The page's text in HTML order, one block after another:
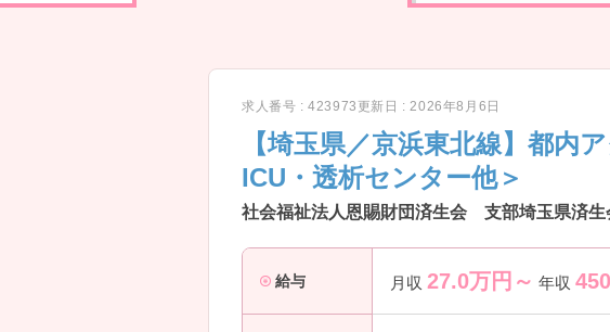
求人番号 : 423973更新日 : 2026年8月6日
【埼玉県／京浜東北線】都内
ICU・透析センター他＞
社会福祉法人恩賜財団済生会 支部埼玉県済生
給与 月収 27.0万円～ 年収 450